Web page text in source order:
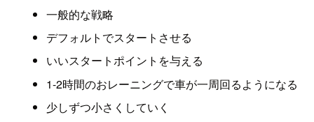
一般的な戦略
デフォルトでスタートさせる
いいスタートポイントを与える
1-2時間のおレーニングで車が一周回るようになる
少しずつ小さくしていく